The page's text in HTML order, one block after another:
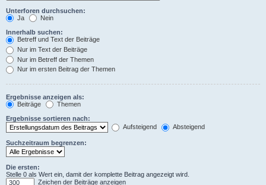
Unterforen durchsuchen:
Ja
Nein
Innerhalb suchen:
Betreff und Text der Beiträge
Nur im Text der Beiträge
Nur im Betreff der Themen
Nur im ersten Beitrag der Themen
Ergebnisse anzeigen als:
Beiträge
Themen
Ergebnisse sortieren nach:
Aufsteigend
Absteigend
Suchzeitraum begrenzen:
Die ersten:
Stelle 0 als Wert ein, damit der komplette Beitrag angezeigt wird.
Zeichen der Beiträge anzeigen